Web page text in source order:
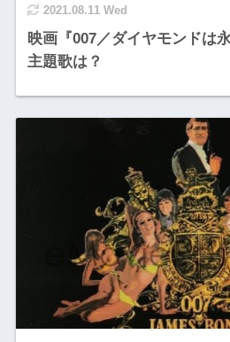
2021.08.11 Wed
映画『007／ダイヤモンドは
主題歌は？